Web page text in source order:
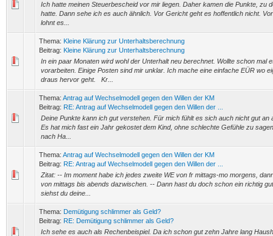
Ich hatte meinen Steuerbescheid vor mir liegen. Daher kamen die Punkte, zu
hatte. Dann sehe ich es auch ähnlich. Vor Gericht geht es hoffentlich nicht.
lohnt es...
Thema: Kleine Klärung zur Unterhaltsberechnung
Beitrag: Kleine Klärung zur Unterhaltsberechnung
In ein paar Monaten wird wohl der Unterhalt neu berechnet. Wollte schon mal
vorarbeiten. Einige Posten sind mir unklar. Ich mache eine einfache EÜR wo
draus hervor geht. Kr...
Thema: Antrag auf Wechselmodell gegen den Willen der KM
Beitrag: RE: Antrag auf Wechselmodell gegen den Willen der ...
Deine Punkte kann ich gut verstehen. Für mich fühlt es sich auch nicht gut an
Es hat mich fast ein Jahr gekostet dem Kind, ohne schlechte Gefühle zu
nach Ha...
Thema: Antrag auf Wechselmodell gegen den Willen der KM
Beitrag: RE: Antrag auf Wechselmodell gegen den Willen der ...
Zitat: -- Im moment habe ich jedes zweite WE von fr mittags-mo morgens,
von mittags bis abends dazwischen. -- Dann hast du doch schon ein richtig
siehst du deine...
Thema: Demütigung schlimmer als Geld?
Beitrag: RE: Demütigung schlimmer als Geld?
Ich sehe es auch als Rechenbeispiel. Da ich schon gut zehn Jahre lang